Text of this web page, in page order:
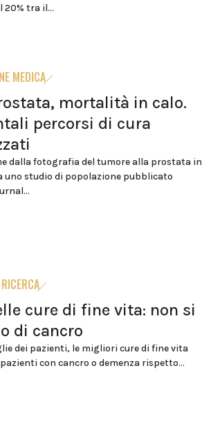
20% tra il...
MEDICA
mortalità in calo.
percorsi di cura
dalla fotografia del tumore alla prostata in
uno studio di popolazione pubblicato
cure di fine vita: non si
di cancro
dei pazienti, le migliori cure di fine vita
con cancro o demenza rispetto...